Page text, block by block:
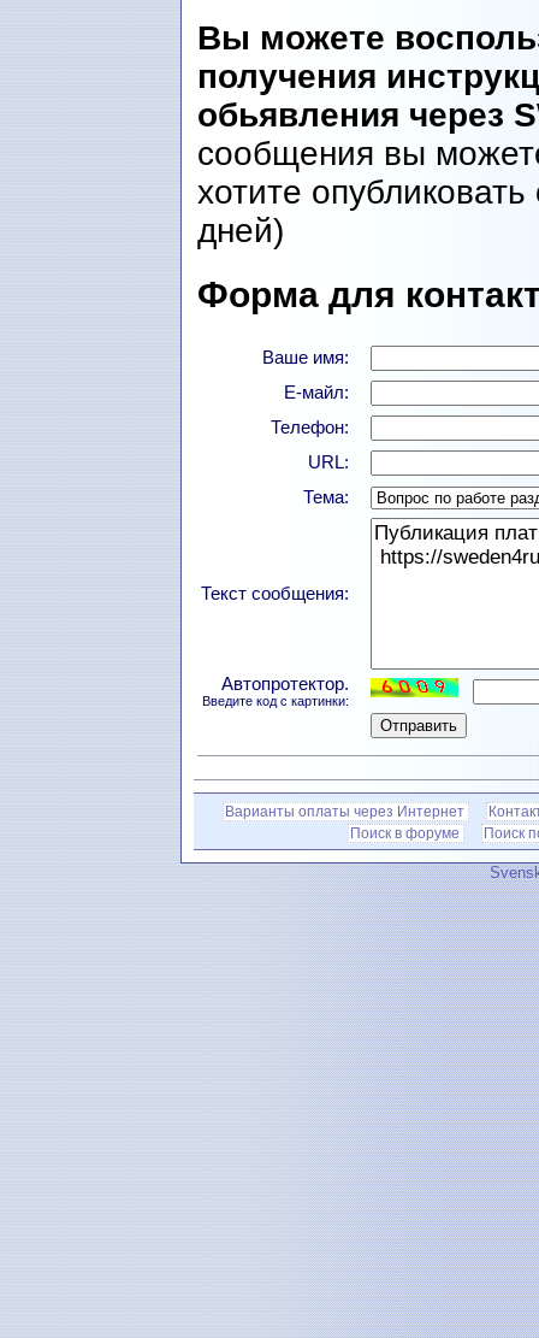
Вы можете
получения
обьявления через
сообщения вы
хотите
дней)
Форма для
Ваше имя:
Е-майл:
Телефон:
URL:
Тема:
Текст сообщения:
Автопротектор.
Введите код с картинки:
Варианты оплаты через Интернет
Поиск в форуме
Поиск